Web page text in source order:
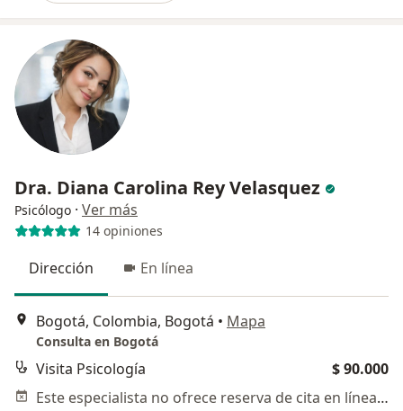
Dra. Diana Carolina Rey Velasquez
Psicólogo · Ver más
14 opiniones
Dirección En línea
Bogotá, Colombia, Bogotá • Mapa
Consulta en Bogotá
Visita Psicología
$ 90.000
Este especialista no ofrece reserva de cita en línea en esta dirección.